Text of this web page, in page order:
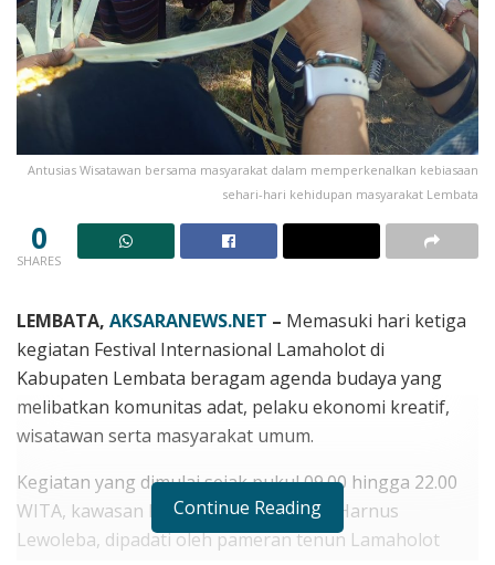
Antusias Wisatawan bersama masyarakat dalam memperkenalkan kebiasaan
sehari-hari kehidupan masyarakat Lembata
0
SHARES
LEMBATA, AKSARANEWS.NET – Memasuki hari ketiga
kegiatan Festival Internasional Lamaholot di
Kabupaten Lembata beragam agenda budaya yang
melibatkan komunitas adat, pelaku ekonomi kreatif,
wisatawan serta masyarakat umum.
Kegiatan yang dimulai sejak pukul 09.00 hingga 22.00
WITA, kawasan Pantai Wulen Luo, eks Harnus
Lewoleba, dipadati oleh pameran tenun Lamaholot
Continue Reading